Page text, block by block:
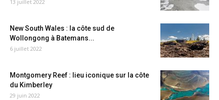
13 juillet 2022
New South Wales : la côte sud de
Wollongong à Batemans...
6 juillet 2022
Montgomery Reef : lieu iconique sur la côte
du Kimberley
29 juin 2022